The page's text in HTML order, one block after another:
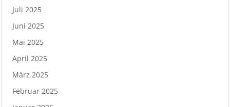
Juli 2025
Juni 2025
Mai 2025
April 2025
März 2025
Februar 2025